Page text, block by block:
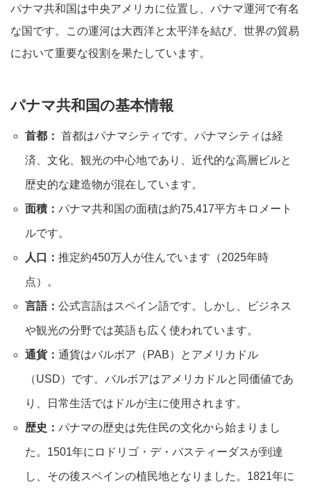
パナマ共和国は中央アメリカに位置し、パナマ運河で有名
な国です。この運河は大西洋と太平洋を結び、世界の貿易
において重要な役割を果たしています。
パナマ共和国の基本情報
首都： 首都はパナマシティです。パナマシティは経
済、文化、観光の中心地であり、近代的な高層ビルと
歴史的な建造物が混在しています。
面積： パナマ共和国の面積は約75,417平方キロメート
ルです。
人口： 推定約450万人が住んでいます（2025年時
点）。
言語： 公式言語はスペイン語です。しかし、ビジネス
や観光の分野では英語も広く使われています。
通貨： 通貨はバルボア（PAB）とアメリカドル
（USD）です。バルボアはアメリカドルと同価値であ
り、日常生活ではドルが主に使用されます。
歴史： パナマの歴史は先住民の文化から始まりまし
た。1501年にロドリゴ・デ・バスティーダスが到達
し、その後スペインの植民地となりました。1821年に